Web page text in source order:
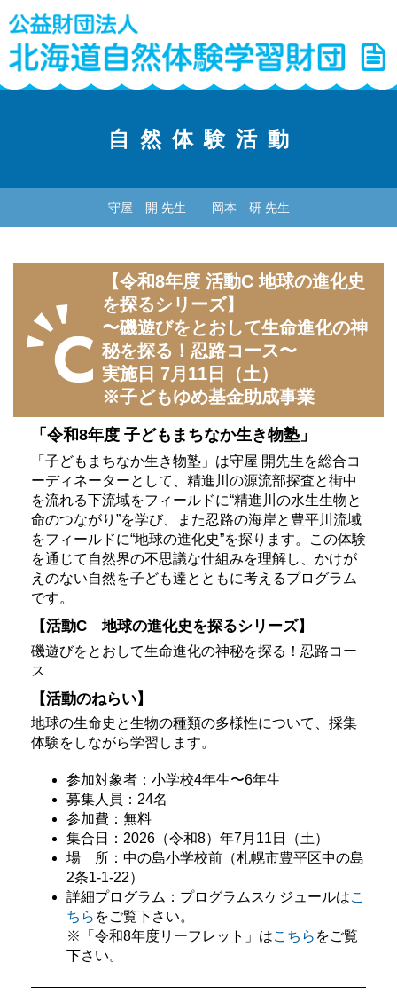
自然体験活動
守屋 開 先生 岡本 研 先生
【令和8年度 活動C 地球の進化史
を探るシリーズ】
〜磯遊びをとおして生命進化の神
秘を探る！忍路コース〜
実施日 7月11日（土）
※子どもゆめ基金助成事業
「令和8年度 子どもまちなか生き物塾」
「子どもまちなか生き物塾」は守屋 開先生を総合コ
ーディネーターとして、精進川の源流部探査と街中
を流れる下流域をフィールドに“精進川の水生生物と
命のつながり”を学び、また忍路の海岸と豊平川流域
をフィールドに“地球の進化史”を探ります。この体験
を通じて自然界の不思議な仕組みを理解し、かけが
えのない自然を子ども達とともに考えるプログラム
です。
【活動C 地球の進化史を探るシリーズ】
磯遊びをとおして生命進化の神秘を探る！忍路コー
ス
【活動のねらい】
地球の生命史と生物の種類の多様性について、採集
体験をしながら学習します。
参加対象者：小学校4年生〜6年生
募集人員：24名
参加費：無料
集合日：2026（令和8）年7月11日（土）
場 所：中の島小学校前（札幌市豊平区中の島
2条1-1-22）
詳細プログラム：プログラムスケジュールはこ
ちら をご覧下さい。
※「令和8年度リーフレット」はこちら をご覧
下さい。